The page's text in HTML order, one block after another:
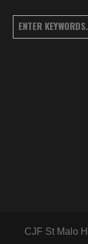
CJF St Malo